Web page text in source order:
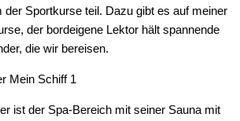
der Sportkurse teil. Dazu gibt es auf meiner
der bordeigene Lektor hält spannende
die wir bereisen.
ist der Spa-Bereich mit seiner Sauna mit